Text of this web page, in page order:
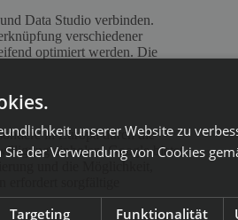
Data Studio verbinden.
verschiedener
optimiert werden. Die
in Europa durch die
einholen. Google bietet
und die Möglichkeit,
sorgfältige
unserer Website zu
der Verwendung von Cookies
Targeting Funktionalität